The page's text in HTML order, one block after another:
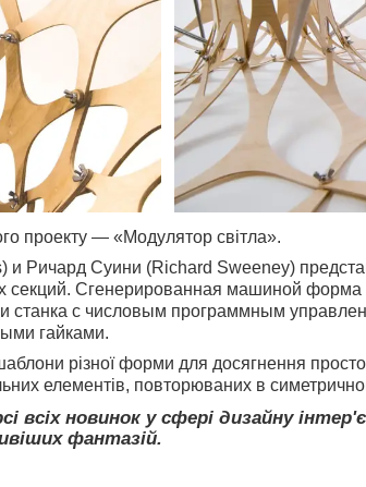
проекту — «Модулятор світла».
и Ричард Суини (Richard Sweeney)
секций. Сгенерированная машиной
с числовым программным
гайками.
різної форми для досягнення
елементів, повторюваних в
всіх новинок у сфері дизайну
фантазій.